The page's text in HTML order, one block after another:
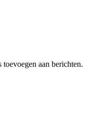
aan berichten.